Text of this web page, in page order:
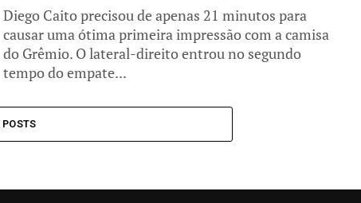
Diego Caito precisou de apenas 21 minutos para
causar uma ótima primeira impressão com a camisa
do Grêmio. O lateral-direito entrou no segundo
tempo do empate...
POSTS